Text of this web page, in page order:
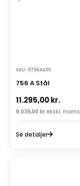
SKU: 0756AS35
756 A Stål
11.295,00kr.
9.036,00 kr.ekskl. moms
Se detaljer